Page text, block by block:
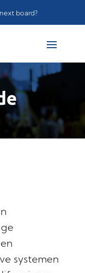
board?
systemen